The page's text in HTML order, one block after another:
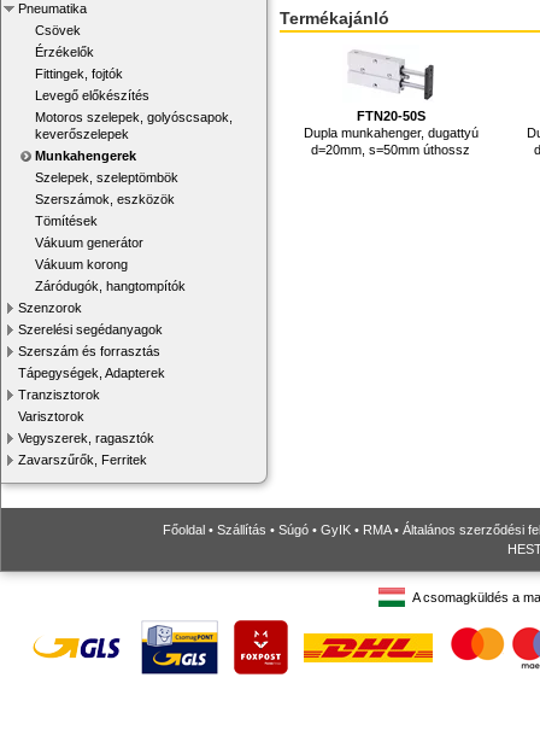
Pneumatika
Csövek
Érzékelők
Fittingek, fojtók
Levegő előkészítés
Motoros szelepek, golyóscsapok,
keverőszelepek
Munkahengerek
Szelepek, szeleptömbök
Szerszámok, eszközök
Tömítések
Vákuum generátor
Vákuum korong
Záródugók, hangtompítók
Szenzorok
Szerelési segédanyagok
Szerszám és forrasztás
Tápegységek, Adapterek
Tranzisztorok
Varisztorok
Vegyszerek, ragasztók
Zavarszűrők, Ferritek
Termékajánló
FTN20-50S
Dupla munkahenger, dugattyú
d=20mm, s=50mm úthossz
Főoldal • Szállítás • Súgó • GyIK • RMA• Általános szerződési
A csomagküldés a